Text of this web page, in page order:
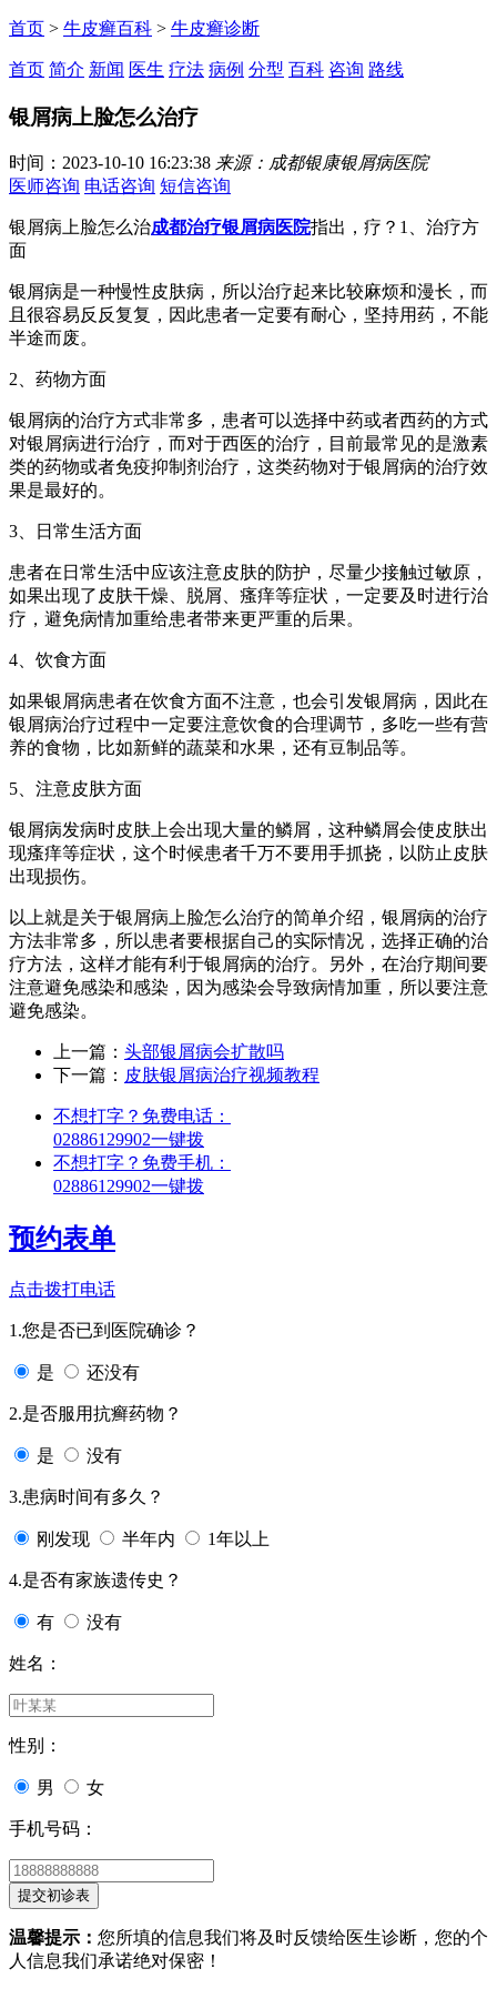
首页 > 牛皮癣百科 > 牛皮癣诊断
首页 简介 新闻 医生 疗法 病例 分型 百科 咨询 路线
银屑病上脸怎么治疗
时间：2023-10-10 16:23:38 来源：成都银康银屑病医院
医师咨询 电话咨询 短信咨询
银屑病上脸怎么治成都治疗银屑病医院指出，疗？1、治疗方
面
银屑病是一种慢性皮肤病，所以治疗起来比较麻烦和漫长，而
且很容易反反复复，因此患者一定要有耐心，坚持用药，不能
半途而废。
2、药物方面
银屑病的治疗方式非常多，患者可以选择中药或者西药的方式
对银屑病进行治疗，而对于西医的治疗，目前最常见的是激素
类的药物或者免疫抑制剂治疗，这类药物对于银屑病的治疗效
果是最好的。
3、日常生活方面
患者在日常生活中应该注意皮肤的防护，尽量少接触过敏原，
如果出现了皮肤干燥、脱屑、瘙痒等症状，一定要及时进行治
疗，避免病情加重给患者带来更严重的后果。
4、饮食方面
如果银屑病患者在饮食方面不注意，也会引发银屑病，因此在
银屑病治疗过程中一定要注意饮食的合理调节，多吃一些有营
养的食物，比如新鲜的蔬菜和水果，还有豆制品等。
5、注意皮肤方面
银屑病发病时皮肤上会出现大量的鳞屑，这种鳞屑会使皮肤出
现瘙痒等症状，这个时候患者千万不要用手抓挠，以防止皮肤
出现损伤。
以上就是关于银屑病上脸怎么治疗的简单介绍，银屑病的治疗
方法非常多，所以患者要根据自己的实际情况，选择正确的治
疗方法，这样才能有利于银屑病的治疗。另外，在治疗期间要
注意避免感染和感染，因为感染会导致病情加重，所以要注意
避免感染。
上一篇： 头部银屑病会扩散吗
下一篇： 皮肤银屑病治疗视频教程
不想打字？免费电话：
02886129902一键拨
不想打字？免费手机：
02886129902一键拨
预约表单
点击拨打电话
1.您是否已到医院确诊？
是 还没有
2.是否服用抗癣药物？
是 没有
3.患病时间有多久？
刚发现 半年内 1年以上
4.是否有家族遗传史？
有 没有
姓名：
性别：
男 女
手机号码：
温馨提示： 您所填的信息我们将及时反馈给医生诊断，您的个
人信息我们承诺绝对保密！